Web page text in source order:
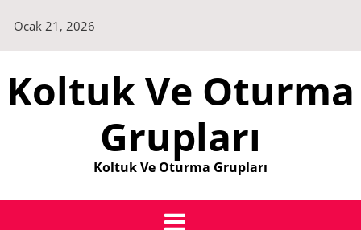
content
Ocak 21, 2026
Koltuk Ve Oturma
Grupları
Koltuk Ve Oturma Grupları